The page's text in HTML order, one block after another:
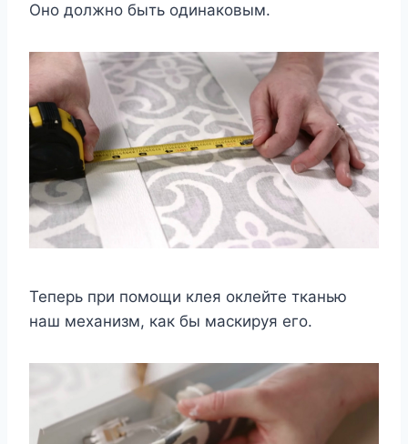
Оно должно быть одинаковым.
Теперь при помощи клея оклейте тканью
наш механизм, как бы маскируя его.